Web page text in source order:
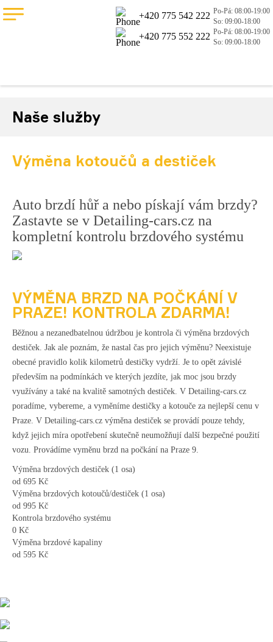
+420 775 542 222 Po-Pá: 08:00-19:00
So: 09:00-18:00
+420 775 552 222 Po-Pá: 08:00-19:00
So: 09:00-18:00
Naše služby
Výměna kotoučů a destiček
Auto brzdí hůř a nebo pískají vám brzdy?
Zastavte se v Detailing-cars.cz na
kompletní kontrolu brzdového systému
VÝMĚNA BRZD NA POČKÁNÍ V
PRAZE! KONTROLA ZDARMA!
Běžnou a nezanedbatelnou údržbou je kontrola či výměna brzdových
destiček. Jak ale poznám, že nastal čas pro jejich výměnu? Neexistuje
obecné pravidlo kolik kilometrů destičky vydrží. Je to opět závislé
především na podmínkách ve kterých jezdíte, jak moc jsou brzdy
využívány a také na kvalitě samotných destiček. V Detailing-cars.cz
poradíme, vybereme, a vyměníme destičky a kotouče za nejlepší cenu v
Praze. V Detailing-cars.cz výměna destiček se provádí pouze tehdy,
když jejich míra opotřebení skutečně neumožňují další bezpečné použití
vozu. Provádíme vyměnu brzd na počkání na Praze 9.
Výměna brzdových destiček (1 osa)
od 695 Kč
Výměna brzdových kotoučů/destiček (1 osa)
od 995 Kč
Kontrola brzdového systému
0 Kč
Výměna brzdové kapaliny
od 595 Kč